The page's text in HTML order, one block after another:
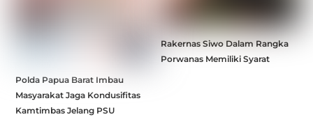
Polda Papua Barat Imbau
Masyarakat Jaga Kondusifitas
Kamtimbas Jelang PSU
Rakernas Siwo Dalam Rangka
Porwanas Memiliki Syarat